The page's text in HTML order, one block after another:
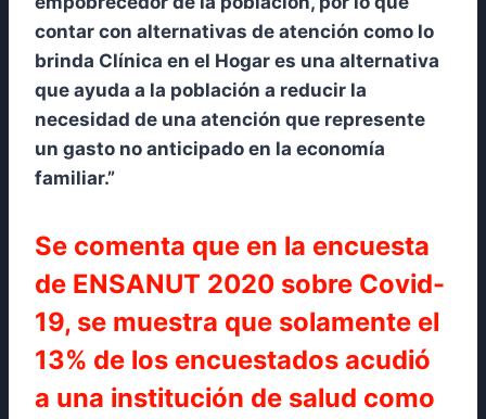
contar con alternativas de atención como lo
brinda Clínica en el Hogar es una alternativa
que ayuda a la población a reducir la
necesidad de una atención que represente
un gasto no anticipado en la economía
familiar.”
Se comenta que en la encuesta
de ENSANUT 2020 sobre Covid-
19, se muestra que solamente el
13% de los encuestados acudió
a una institución de salud como